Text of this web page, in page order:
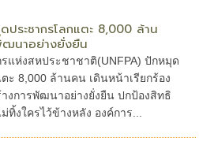
ประชากรโลกแตะ 8,000 ล้าน
ฒนาอย่างยั่งยืน
แห่งสหประชาชาติ(UNFPA) ปักหมุด
ะ 8,000 ล้านคน เดินหน้าเรียกร้อง
งการพัฒนาอย่างยั่งยืน ปกป้องสิทธิ
งใครไว้ข้างหลัง องค์การ...